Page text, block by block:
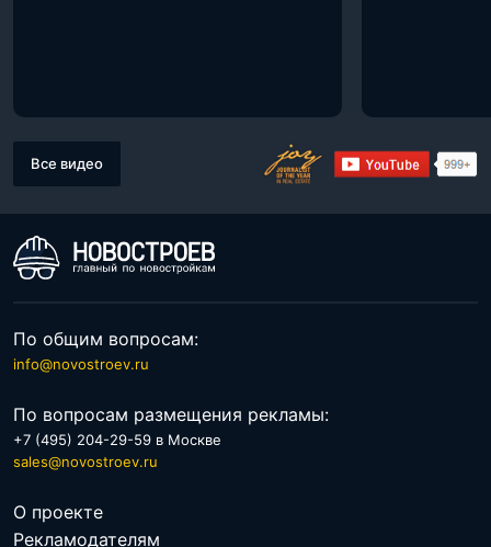
Все видео
По общим вопросам:
info@novostroev.ru
По вопросам размещения рекламы:
+7 (495) 204-29-59 в Москве
sales@novostroev.ru
О проекте
Рекламодателям